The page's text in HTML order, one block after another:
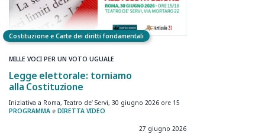
Costituzione e Carte dei diritti fondamentali
MILLE VOCI PER UN VOTO UGUALE
Legge elettorale: torniamo
alla Costituzione
Iniziativa a Roma, Teatro de’ Servi, 30 giugno 2026 ore 15
PROGRAMMA e DIRETTA VIDEO
27 giugno 2026